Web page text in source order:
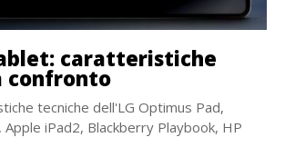
caratteristiche
confronto
tecniche dell'LG Optimus Pad,
iPad2, Blackberry Playbook, HP